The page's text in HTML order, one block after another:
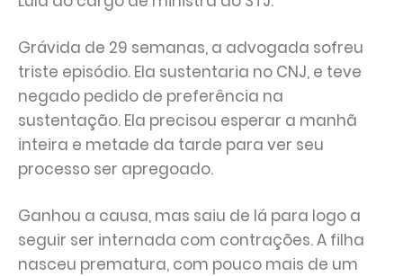
Grávida de 29 semanas, a advogada sofreu
triste episódio. Ela sustentaria no CNJ, e teve
negado pedido de preferência na
sustentação. Ela precisou esperar a manhã
inteira e metade da tarde para ver seu
processo ser apregoado.
Ganhou a causa, mas saiu de lá para logo a
seguir ser internada com contrações. A filha
nasceu prematura, com pouco mais de um